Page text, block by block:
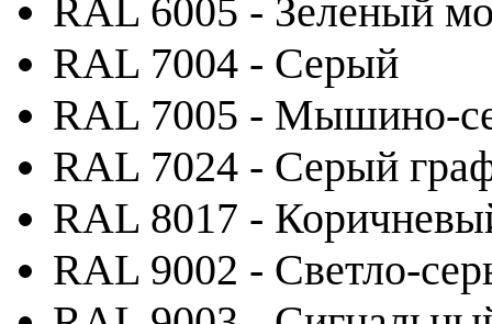
RAL 6005 - Зеленый
RAL 7004 - Серый
RAL 7005 - Мышино-
RAL 7024 - Серый
RAL 8017 -
RAL 9002 - Светло-